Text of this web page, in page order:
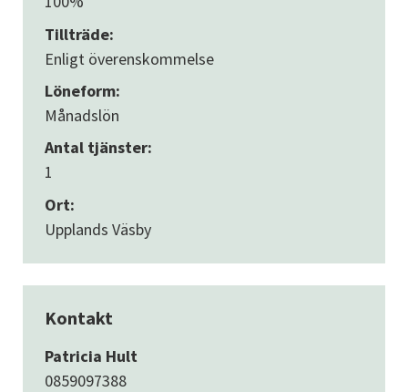
Tillträde:
Enligt överenskommelse
Löneform:
Månadslön
Antal tjänster:
1
Ort:
Upplands Väsby
Kontakt
Patricia Hult
0859097388